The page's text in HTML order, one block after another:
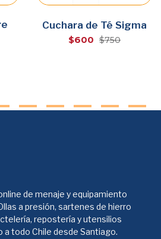
Agregar
Cuchara de Té Sigma
$600 $750
de menaje y equipamiento
a presión, sartenes de hierro
repostería y utensilios
todo Chile desde Santiago.